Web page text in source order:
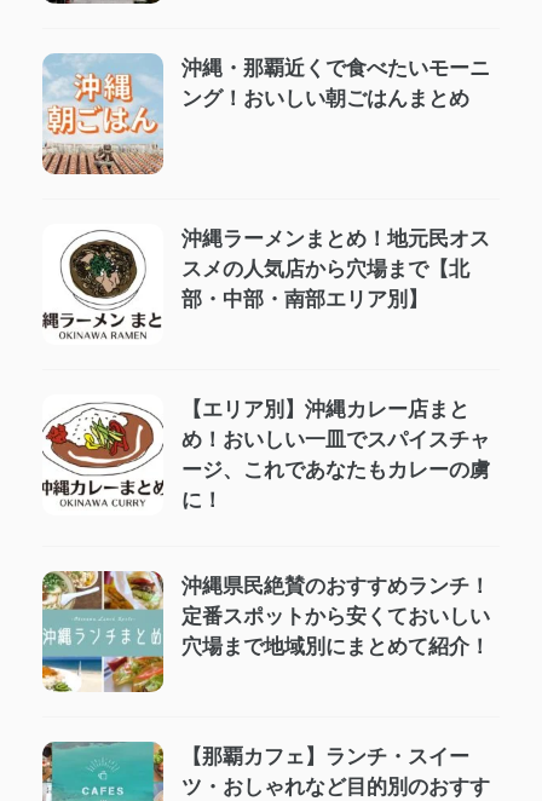
沖縄・那覇近くで食べたいモーニ
ング！おいしい朝ごはんまとめ
沖縄ラーメンまとめ！地元民オス
スメの人気店から穴場まで【北
部・中部・南部エリア別】
【エリア別】沖縄カレー店まと
め！おいしい一皿でスパイスチャ
ージ、これであなたもカレーの虜
に！
沖縄県民絶賛のおすすめランチ！
定番スポットから安くておいしい
穴場まで地域別にまとめて紹介！
【那覇カフェ】ランチ・スイー
ツ・おしゃれなど目的別のおすす